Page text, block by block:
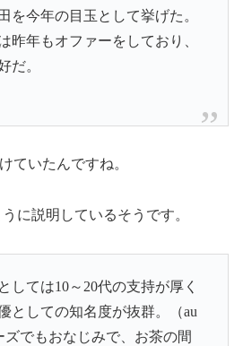
を今年の目玉として挙げた。
昨年もオファーをしており、
だ。
ていたんですね。
に説明しているそうです。
しては10～20代の支持が厚く
としての知名度が抜群。（au
でもおなじみで、お茶の間